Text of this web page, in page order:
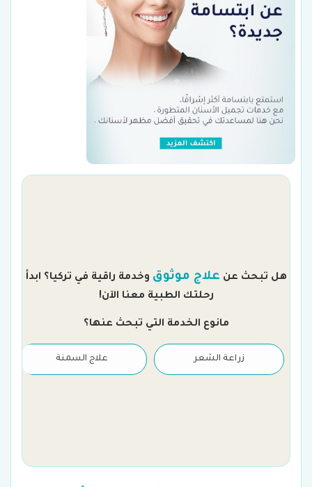
هل تبحث عن علاج موثوق وخدمة راقية في تركيا؟ ابدأ
رحلتك الطبية معنا الآن!
مانوع الخدمة التي تبحث عنها؟
زراعة الشعر علاج السمنة